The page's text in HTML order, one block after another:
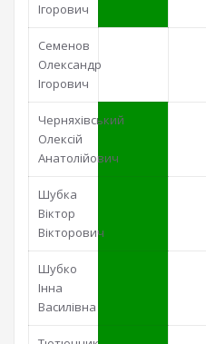
Ігорович
Семенов
Олександр
Ігорович
Черняхівський
Олексій
Анатолійович
Шубка
Віктор
Вікторович
Шубко
Інна
Василівна